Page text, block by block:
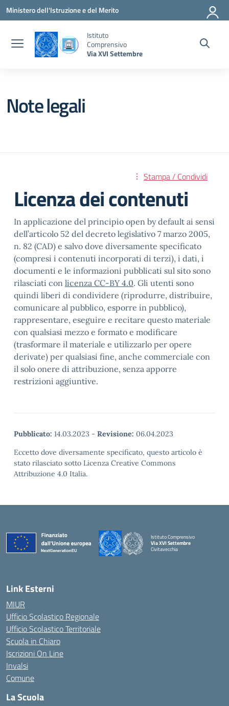
Vai ai contenuti
Vai al menu di navigazione
Vai al footer
Ministero dell'Istruzione e del Merito
Istituto
Comprensivo
Via XVI Settembre
Note legali
Stampa / Condividi
Licenza dei contenuti
In applicazione del principio open by default ai sensi
dell’articolo 52 del decreto legislativo 7 marzo 2005,
n. 82 (CAD) e salvo dove diversamente specificato
(compresi i contenuti incorporati di terzi), i dati, i
documenti e le informazioni pubblicati sul sito sono
rilasciati con licenza CC-BY 4.0. Gli utenti sono
quindi liberi di condividere (riprodurre, distribuire,
comunicare al pubblico, esporre in pubblico),
rappresentare, eseguire e recitare questo materiale
con qualsiasi mezzo e formato e modificare
(trasformare il materiale e utilizzarlo per opere
derivate) per qualsiasi fine, anche commerciale con
il solo onere di attribuzione, senza apporre
restrizioni aggiuntive.
Pubblicato: 14.03.2023 - Revisione: 06.04.2023
Eccetto dove diversamente specificato, questo articolo è
stato rilasciato sotto Licenza Creative Commons
Attribuzione 4.0 Italia.
Istituto Comprensivo
Via XVI Settembre
Civitavecchia
Link Esterni
MIUR
Ufficio Scolastico Regionale
Ufficio Scolastico Territoriale
Scuola in Chiaro
Iscrizioni On Line
Invalsi
Comune
La Scuola